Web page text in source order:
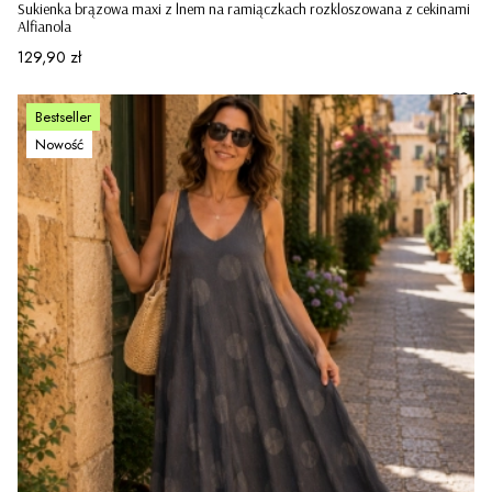
Sukienka brązowa maxi z lnem na ramiączkach rozkloszowana z cekinami
Alfianola
Cena
129,90 zł
Bestseller
Nowość